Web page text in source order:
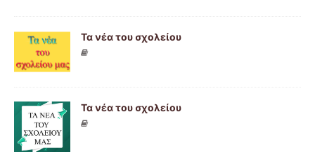
Τα νέα του σχολείου
Τα νέα του σχολείου